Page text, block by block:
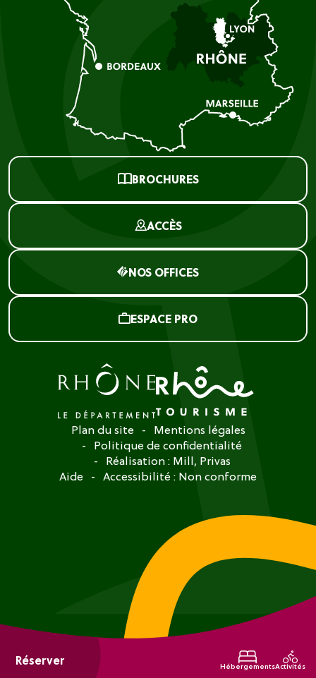
Réserver HébergementsActivités
BROCHURES
ACCÈS
NOS OFFICES
ESPACE PRO
Plan du site
Mentions légales
Politique de confidentialité
Réalisation : Mill, Privas
Aide
Accessibilité : Non conforme